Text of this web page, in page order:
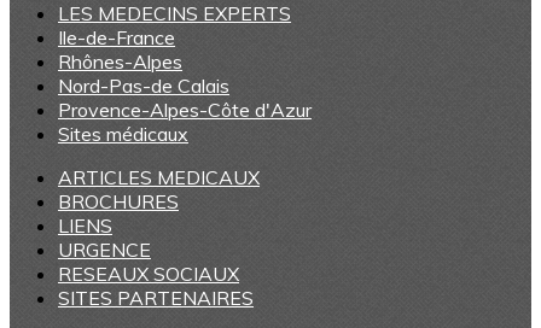
LES MEDECINS EXPERTS
Ile-de-France
Rhônes-Alpes
Nord-Pas-de Calais
Provence-Alpes-Côte d'Azur
Sites médicaux
ARTICLES MEDICAUX
BROCHURES
LIENS
URGENCE
RESEAUX SOCIAUX
SITES PARTENAIRES